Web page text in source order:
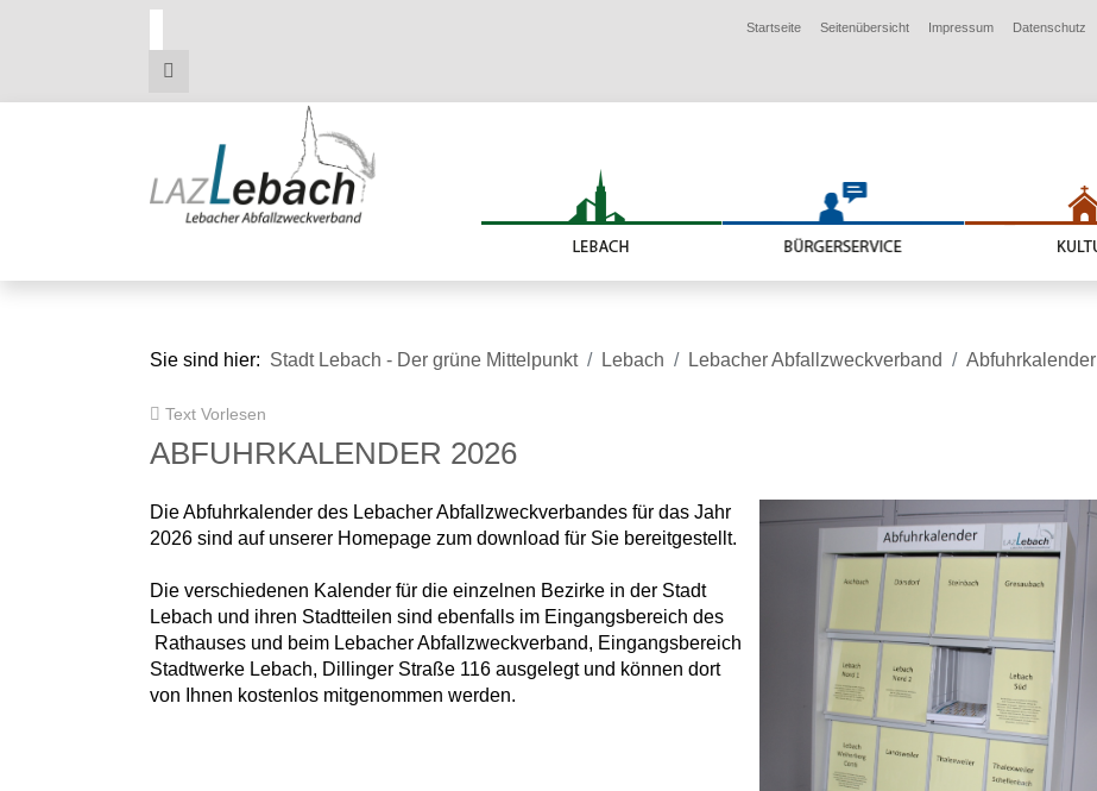
Startseite Seitenübersicht Impressum Datenschutz
Sie sind hier: Stadt Lebach - Der grüne Mittelpunkt Lebach Lebacher Abfallzweckverband Abfuhrkalender
Text Vorlesen
ABFUHRKALENDER 2026
Die Abfuhrkalender des Lebacher Abfallzweckverbandes für das Jahr
2026 sind auf unserer Homepage zum download für Sie bereitgestellt.
Die verschiedenen Kalender für die einzelnen Bezirke in der Stadt
Lebach und ihren Stadtteilen sind ebenfalls im Eingangsbereich des
Rathauses und beim Lebacher Abfallzweckverband, Eingangsbereich
Stadtwerke Lebach, Dillinger Straße 116 ausgelegt und können dort
von Ihnen kostenlos mitgenommen werden.